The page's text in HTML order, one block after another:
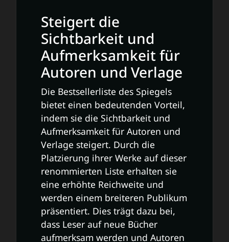
Steigert die
Sichtbarkeit und
Aufmerksamkeit für
Autoren und Verlage
Die Bestsellerliste des Spiegels
bietet einen bedeutenden Vorteil,
indem sie die Sichtbarkeit und
Aufmerksamkeit für Autoren und
Verlage steigert. Durch die
Platzierung ihrer Werke auf dieser
renommierten Liste erhalten sie
eine erhöhte Reichweite und
werden einem breiteren Publikum
präsentiert. Dies trägt dazu bei,
dass Leser auf neue Bücher
aufmerksam werden und Autoren